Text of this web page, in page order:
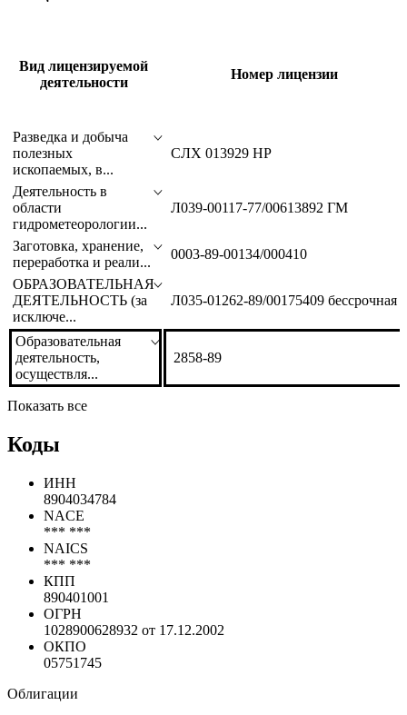
Вид лицензируемой
деятельности
Номер лицензии
Разведка и добыча
полезных
ископаемых, в...
СЛХ 013929 НР
Деятельность в
области
гидрометеорологии...
Л039-00117-77/00613892 ГМ
Заготовка, хранение,
переработка и реали...
0003-89-00134/000410
ОБРАЗОВАТЕЛЬНАЯ
ДЕЯТЕЛЬНОСТЬ (за
исключе...
Л035-01262-89/00175409 бессрочная
Образовательная
деятельность,
осуществля...
2858-89
Показать все
Коды
ИНН
8904034784
NACE
*** ***
NAICS
*** ***
КПП
890401001
ОГРН
1028900628932 от 17.12.2002
ОКПО
05751745
Облигации